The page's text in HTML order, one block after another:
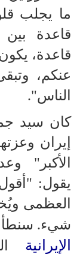
ما يجلب
قاعدة
قاعدة،
عنكم،
الناس".
كان سيد
إيران
الأكبر"
يقول:
العظمى
شيء. سنطأ
الإيرانية